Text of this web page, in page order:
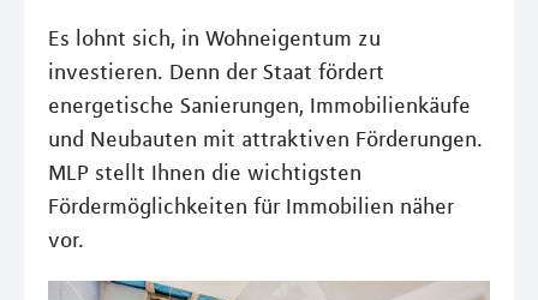
Es lohnt sich, in Wohneigentum zu
investieren. Denn der Staat fördert
energetische Sanierungen, Immobilienkäufe
und Neubauten mit attraktiven Förderungen.
MLP stellt Ihnen die wichtigsten
Fördermöglichkeiten für Immobilien näher
vor.